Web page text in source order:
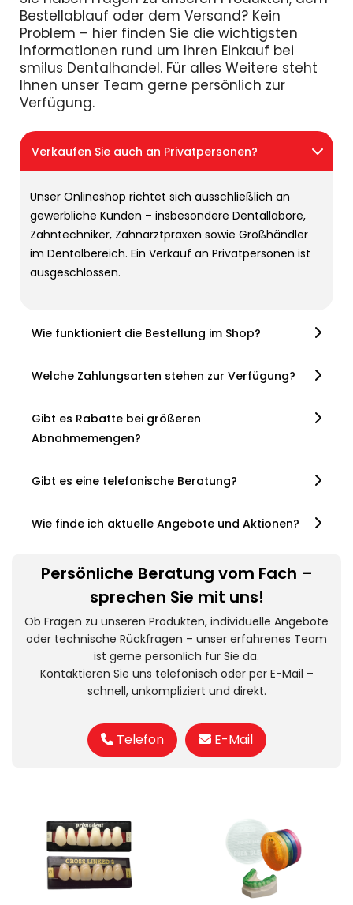
Bestellablauf oder dem Versand? Kein
Problem – hier finden Sie die wichtigsten
Informationen rund um Ihren Einkauf bei
smilus Dentalhandel. Für alles Weitere steht
Ihnen unser Team gerne persönlich zur
Verfügung.
Verkaufen Sie auch an Privatpersonen?
Unser Onlineshop richtet sich ausschließlich an
gewerbliche Kunden – insbesondere Dentallabore,
Zahntechniker, Zahnarztpraxen sowie Großhändler
im Dentalbereich. Ein Verkauf an Privatpersonen ist
ausgeschlossen.
Wie funktioniert die Bestellung im Shop?
Welche Zahlungsarten stehen zur Verfügung?
Gibt es Rabatte bei größeren
Abnahmemengen?
Gibt es eine telefonische Beratung?
Wie finde ich aktuelle Angebote und Aktionen?
Persönliche Beratung vom Fach –
sprechen Sie mit uns!
Ob Fragen zu unseren Produkten, individuelle Angebote
oder technische Rückfragen – unser erfahrenes Team
ist gerne persönlich für Sie da.
Kontaktieren Sie uns telefonisch oder per E-Mail –
schnell, unkompliziert und direkt.
Telefon E-Mail